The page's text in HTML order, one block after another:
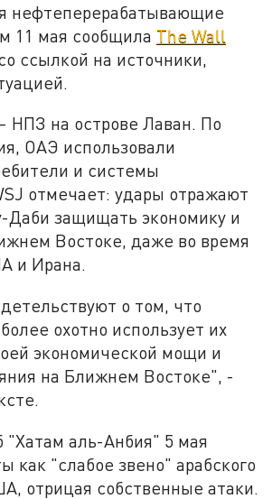
нефтеперерабатывающие
11 мая сообщила The Wall
ссылкой на источники,
на острове Лаван. По
ОАЭ использовали
и системы
отмечает: удары отражают
Даби защищать экономику и
Востоке, даже во время
и Ирана.
о том, что
охотно использует их
экономической мощи и
на Ближнем Востоке", -
"Хатам аль-Анбия" 5 мая
как "слабое звено" арабского
отрицая собственные атаки.